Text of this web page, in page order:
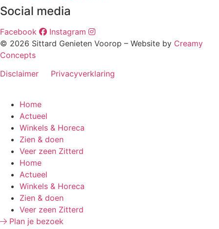
Social media
Facebook
Instagram
© 2026 Sittard Genieten Voorop – Website by Creamy
Concepts
Disclaimer
Privacyverklaring
Home
Actueel
Winkels & Horeca
Zien & doen
Veer zeen Zitterd
Home
Actueel
Winkels & Horeca
Zien & doen
Veer zeen Zitterd
Plan je bezoek